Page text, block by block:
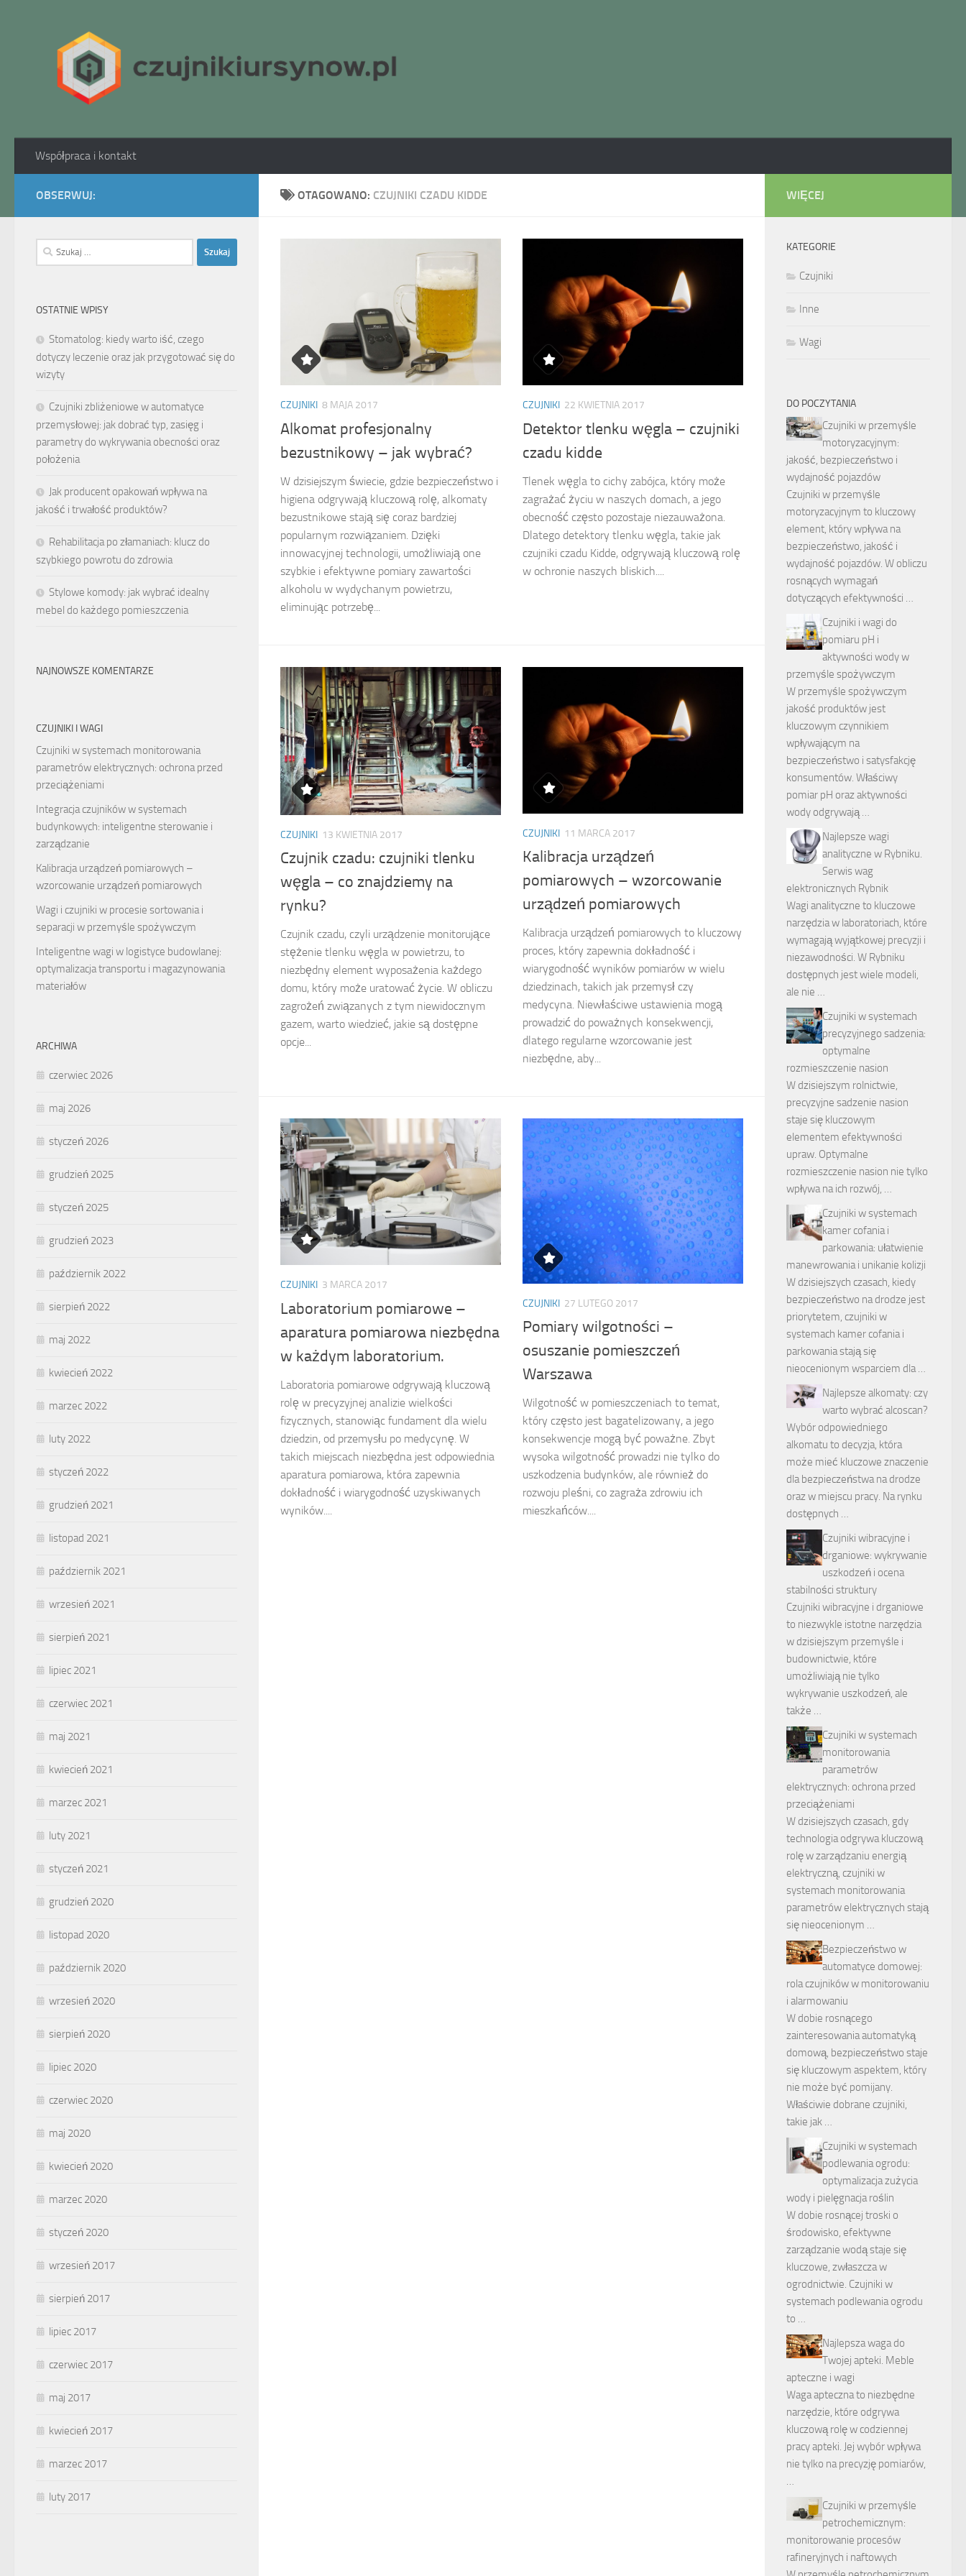
Współpraca i kontakt
OTAGOWANO: CZUJNIKI CZADU KIDDE
CZUJNIKI 8 MAJA 2017
Alkomat profesjonalny
bezustnikowy – jak wybrać?
W dzisiejszym świecie, gdzie bezpieczeństwo i
higiena odgrywają kluczową rolę, alkomaty
bezustnikowe stają się coraz bardziej
popularnym rozwiązaniem. Dzięki
innowacyjnej technologii, umożliwiają one
szybkie i efektywne pomiary zawartości
alkoholu w wydychanym powietrzu,
eliminując potrzebę...
CZUJNIKI 22 KWIETNIA 2017
Detektor tlenku węgla – czujniki
czadu kidde
Tlenek węgla to cichy zabójca, który może
zagrażać życiu w naszych domach, a jego
obecność często pozostaje niezauważona.
Dlatego detektory tlenku węgla, takie jak
czujniki czadu Kidde, odgrywają kluczową rolę
w ochronie naszych bliskich....
CZUJNIKI 13 KWIETNIA 2017
Czujnik czadu: czujniki tlenku
węgla – co znajdziemy na
rynku?
Czujnik czadu, czyli urządzenie monitorujące
stężenie tlenku węgla w powietrzu, to
niezbędny element wyposażenia każdego
domu, który może uratować życie. W obliczu
zagrożeń związanych z tym niewidocznym
gazem, warto wiedzieć, jakie są dostępne
opcje...
CZUJNIKI 11 MARCA 2017
Kalibracja urządzeń
pomiarowych – wzorcowanie
urządzeń pomiarowych
Kalibracja urządzeń pomiarowych to kluczowy
proces, który zapewnia dokładność i
wiarygodność wyników pomiarów w wielu
dziedzinach, takich jak przemysł czy
medycyna. Niewłaściwe ustawienia mogą
prowadzić do poważnych konsekwencji,
dlatego regularne wzorcowanie jest
niezbędne, aby...
CZUJNIKI 3 MARCA 2017
Laboratorium pomiarowe –
aparatura pomiarowa niezbędna
w każdym laboratorium.
Laboratoria pomiarowe odgrywają kluczową
rolę w precyzyjnej analizie wielkości
fizycznych, stanowiąc fundament dla wielu
dziedzin, od przemysłu po medycynę. W
takich miejscach niezbędna jest odpowiednia
aparatura pomiarowa, która zapewnia
dokładność i wiarygodność uzyskiwanych
wyników....
CZUJNIKI 27 LUTEGO 2017
Pomiary wilgotności –
osuszanie pomieszczeń
Warszawa
Wilgotność w pomieszczeniach to temat,
który często jest bagatelizowany, a jego
konsekwencje mogą być poważne. Zbyt
wysoka wilgotność prowadzi nie tylko do
uszkodzenia budynków, ale również do
rozwoju pleśni, co zagraża zdrowiu ich
mieszkańców....
OBSERWUJ:
Szukaj:
OSTATNIE WPISY
Stomatolog: kiedy warto iść, czego
dotyczy leczenie oraz jak przygotować się do
wizyty
Czujniki zbliżeniowe w automatyce
przemysłowej: jak dobrać typ, zasięg i
parametry do wykrywania obecności oraz
położenia
Jak producent opakowań wpływa na
jakość i trwałość produktów?
Rehabilitacja po złamaniach: klucz do
szybkiego powrotu do zdrowia
Stylowe komody: jak wybrać idealny
mebel do każdego pomieszczenia
NAJNOWSZE KOMENTARZE
CZUJNIKI I WAGI
Czujniki w systemach monitorowania
parametrów elektrycznych: ochrona przed
przeciążeniami
Integracja czujników w systemach
budynkowych: inteligentne sterowanie i
zarządzanie
Kalibracja urządzeń pomiarowych –
wzorcowanie urządzeń pomiarowych
Wagi i czujniki w procesie sortowania i
separacji w przemyśle spożywczym
Inteligentne wagi w logistyce budowlanej:
optymalizacja transportu i magazynowania
materiałów
ARCHIWA
czerwiec 2026
maj 2026
styczeń 2026
grudzień 2025
styczeń 2025
grudzień 2023
październik 2022
sierpień 2022
maj 2022
kwiecień 2022
marzec 2022
luty 2022
styczeń 2022
grudzień 2021
listopad 2021
październik 2021
wrzesień 2021
sierpień 2021
lipiec 2021
czerwiec 2021
maj 2021
kwiecień 2021
marzec 2021
luty 2021
styczeń 2021
grudzień 2020
listopad 2020
październik 2020
wrzesień 2020
sierpień 2020
lipiec 2020
czerwiec 2020
maj 2020
kwiecień 2020
marzec 2020
styczeń 2020
wrzesień 2017
sierpień 2017
lipiec 2017
czerwiec 2017
maj 2017
kwiecień 2017
marzec 2017
luty 2017
WIĘCEJ
KATEGORIE
Czujniki
Inne
Wagi
DO POCZYTANIA
Czujniki w przemyśle
motoryzacyjnym:
jakość, bezpieczeństwo i
wydajność pojazdów
Czujniki w przemyśle
motoryzacyjnym to kluczowy
element, który wpływa na
bezpieczeństwo, jakość i
wydajność pojazdów. W obliczu
rosnących wymagań
dotyczących efektywności …
Czujniki i wagi do
pomiaru pH i
aktywności wody w
przemyśle spożywczym
W przemyśle spożywczym
jakość produktów jest
kluczowym czynnikiem
wpływającym na
bezpieczeństwo i satysfakcję
konsumentów. Właściwy
pomiar pH oraz aktywności
wody odgrywają …
Najlepsze wagi
analityczne w Rybniku.
Serwis wag
elektronicznych Rybnik
Wagi analityczne to kluczowe
narzędzia w laboratoriach, które
wymagają wyjątkowej precyzji i
niezawodności. W Rybniku
dostępnych jest wiele modeli,
ale nie …
Czujniki w systemach
precyzyjnego sadzenia:
optymalne
rozmieszczenie nasion
W dzisiejszym rolnictwie,
precyzyjne sadzenie nasion
staje się kluczowym
elementem efektywności
upraw. Optymalne
rozmieszczenie nasion nie tylko
wpływa na ich rozwój, …
Czujniki w systemach
kamer cofania i
parkowania: ułatwienie
manewrowania i unikanie kolizji
W dzisiejszych czasach, kiedy
bezpieczeństwo na drodze jest
priorytetem, czujniki w
systemach kamer cofania i
parkowania stają się
nieocenionym wsparciem dla …
Najlepsze alkomaty: czy
warto wybrać alcoscan?
Wybór odpowiedniego
alkomatu to decyzja, która
może mieć kluczowe znaczenie
dla bezpieczeństwa na drodze
oraz w miejscu pracy. Na rynku
dostępnych …
Czujniki wibracyjne i
drganiowe: wykrywanie
uszkodzeń i ocena
stabilności struktury
Czujniki wibracyjne i drganiowe
to niezwykle istotne narzędzia
w dzisiejszym przemyśle i
budownictwie, które
umożliwiają nie tylko
wykrywanie uszkodzeń, ale
także …
Czujniki w systemach
monitorowania
parametrów
elektrycznych: ochrona przed
przeciążeniami
W dzisiejszych czasach, gdy
technologia odgrywa kluczową
rolę w zarządzaniu energią
elektryczną, czujniki w
systemach monitorowania
parametrów elektrycznych stają
się nieocenionym …
Bezpieczeństwo w
automatyce domowej:
rola czujników w monitorowaniu
i alarmowaniu
W dobie rosnącego
zainteresowania automatyką
domową, bezpieczeństwo staje
się kluczowym aspektem, który
nie może być pomijany.
Właściwie dobrane czujniki,
takie jak …
Czujniki w systemach
podlewania ogrodu:
optymalizacja zużycia
wody i pielęgnacja roślin
W dobie rosnącej troski o
środowisko, efektywne
zarządzanie wodą staje się
kluczowe, zwłaszcza w
ogrodnictwie. Czujniki w
systemach podlewania ogrodu
to …
Najlepsza waga do
Twojej apteki. Meble
apteczne i wagi
Waga apteczna to niezbędne
narzędzie, które odgrywa
kluczową rolę w codziennej
pracy apteki. Jej wybór wpływa
nie tylko na precyzję pomiarów,
…
Czujniki w przemyśle
petrochemicznym:
monitorowanie procesów
rafineryjnych i naftowych